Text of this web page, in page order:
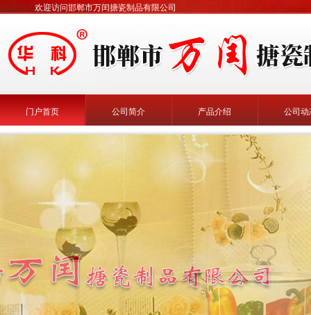
欢迎访问邯郸市万闰搪瓷制品有限公司
门户首页 公司简介 产品介绍 公司动